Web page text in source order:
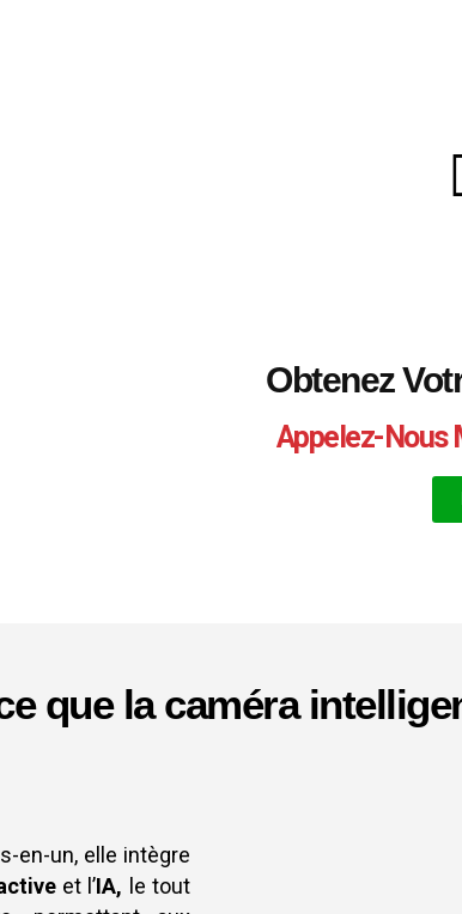
Obtenez
Appelez-Nous
que la caméra
en-un, elle intègre
et l’IA, le tout